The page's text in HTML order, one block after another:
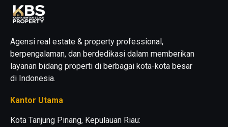
Agensi real estate & property professional,
berpengalaman, dan berdedikasi dalam memberikan
layanan bidang properti di berbagai kota-kota besar
di Indonesia.
Kantor Utama
Kota Tanjung Pinang, Kepulauan Riau: